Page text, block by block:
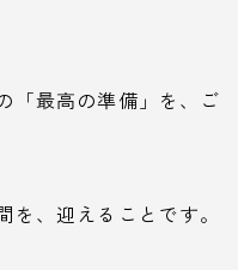
「最高の準備」を、ご
、迎えることです。